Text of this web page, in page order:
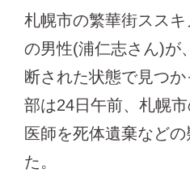
札幌市の繁華街スス
の男性(浦仁志さん)が
断された状態で見つ
部は24日午前、札幌
医師を死体遺棄など
た。